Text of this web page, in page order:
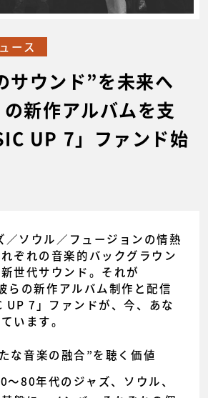
サウンド”を未来へ
新作アルバムを支
UP 7」ファンド始
ース
ソウル／フュージョンの情熱
ぞれの音楽的バックグラウン
世代サウンド。それが
の新作アルバム制作と配信
UP 7」ファンドが、今、あな
います。
な音楽の融合”を聴く価値
〜80年代のジャズ、ソウル、